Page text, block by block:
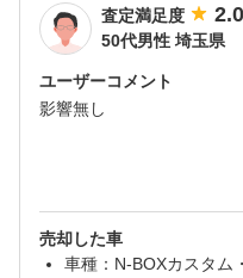
査定満足度
2.0
50代男性 埼玉県
ユーザーコメント
影響無し
売却した車
車種：N-BOXカスタム